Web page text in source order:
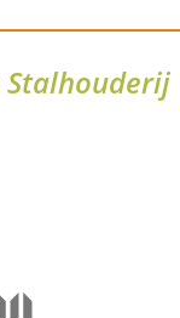
Stalhouderij